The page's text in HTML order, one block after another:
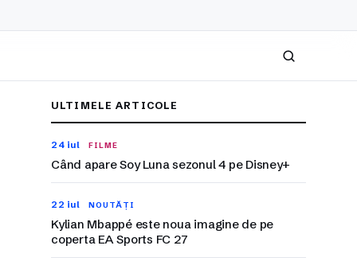
Caută
ULTIMELE ARTICOLE
24 iul FILME
Când apare Soy Luna sezonul 4 pe Disney+
22 iul NOUTĂȚI
Kylian Mbappé este noua imagine de pe
coperta EA Sports FC 27